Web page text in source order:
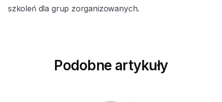
szkoleń dla grup zorganizowanych.
Podobne artykuły